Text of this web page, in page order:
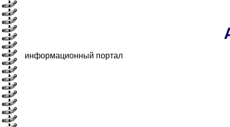
информационный портал